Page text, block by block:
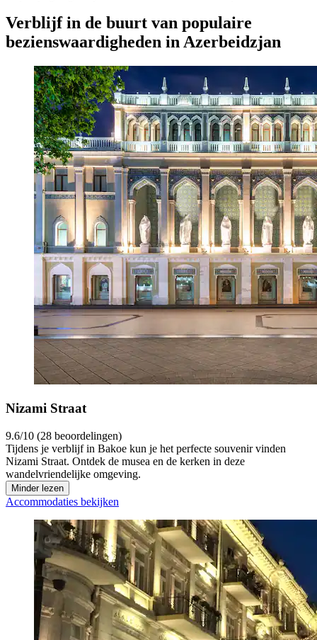
Verblijf in de buurt van populaire
bezienswaardigheden in Azerbeidzjan
Nizami Straat
9.6/10 (28 beoordelingen)
Tijdens je verblijf in Bakoe kun je het perfecte souvenir vinden
Nizami Straat. Ontdek de musea en de kerken in deze
wandelvriendelijke omgeving.
Minder lezen
Accommodaties bekijken